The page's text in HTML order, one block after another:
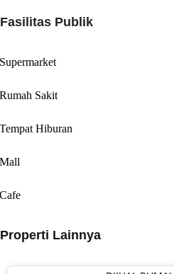
Fasilitas Publik
Supermarket
Rumah Sakit
Tempat Hiburan
Mall
Cafe
Properti Lainnya